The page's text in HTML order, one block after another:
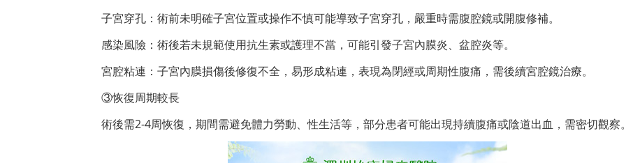
子宮穿孔：術前未明確子宮位置或操作不慎可能導致子宮穿孔，嚴重時需腹腔鏡或開腹修補。
感染風險：術後若未規範使用抗生素或護理不當，可能引發子宮內膜炎、盆腔炎等。
宮腔粘連：子宮內膜損傷後修復不全，易形成粘連，表現為閉經或周期性腹痛，需後續宮腔鏡治療。
③恢復周期較長
術後需2-4周恢復，期間需避免體力勞動、性生活等，部分患者可能出現持續腹痛或陰道出血，需密切觀察。